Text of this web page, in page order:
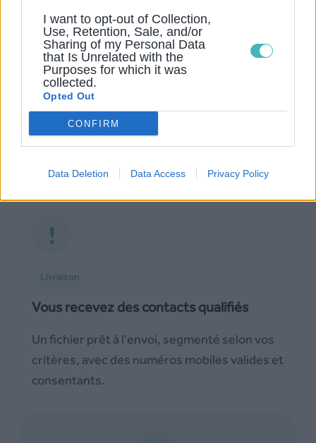
I want to opt-out of Collection,
Use, Retention, Sale, and/or
Sharing of my Personal Data
that Is Unrelated with the
Purposes for which it was
collected.
Opted Out
CONFIRM
Data Deletion Data Access Privacy Policy
Mise à jour
La base est actualisée en continu
Numéros invalides, désinscriptions et
Livraison
Vous recevez des contacts qualifiés
Un fichier prêt à l’envoi, segmenté selon vos
critères, avec des numéros mobiles valides et
consentants.